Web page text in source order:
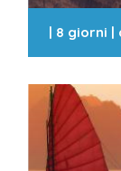
| 8 giorni |